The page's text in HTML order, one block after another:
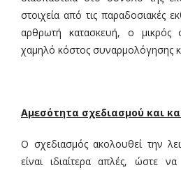
στοιχεία από τις παραδοσιακές
αρθρωτή κατασκευή, ο μικρός
χαμηλό κόστος συναρμολόγησης
Αμεσότητα σχεδιασμού και
Ο σχεδιασμός ακολουθεί την
είναι ιδιαίτερα απλές, ώστε